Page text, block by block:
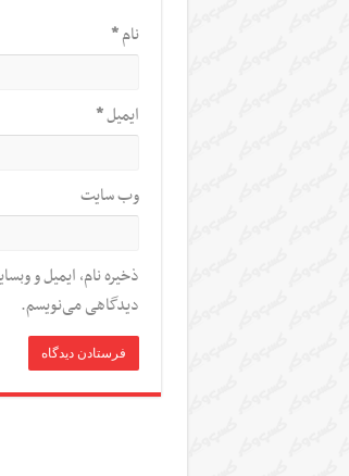
نام*
ایمیل*
وب‌ سایت
ذخیره نام، ایمیل و
دیدگاهی می‌نویسم.